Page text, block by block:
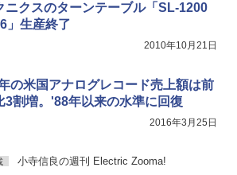
ニクスのターンテーブル「SL-1200
」生産終了
2010年10月21日
の米国アナログレコード売上額は前
3割増。'88年以来の水準に回復
2016年3月25日
小寺信良の週刊 Electric Zooma!